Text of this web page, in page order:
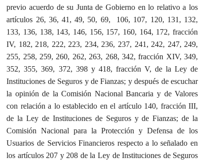
previo acuerdo de su Junta de Gobierno en lo relativo a los
artículos 26, 36, 41, 49, 50, 69, 106, 107, 120, 131, 132,
133, 136, 138, 143, 146, 156, 157, 160, 164, 172, fracción
IV, 182, 218, 222, 223, 234, 236, 237, 241, 242, 247, 249,
255, 258, 259, 260, 262, 263, 268, 342, fracción XIV, 349,
352, 355, 369, 372, 398 y 418, fracción V, de la Ley de
Instituciones de Seguros y de Fianzas; y después de escuchar
la opinión de la Comisión Nacional Bancaria y de Valores
con relación a lo establecido en el artículo 140, fracción III,
de la Ley de Instituciones de Seguros y de Fianzas; de la
Comisión Nacional para la Protección y Defensa de los
Usuarios de Servicios Financieros respecto a lo señalado en
los artículos 207 y 208 de la Ley de Instituciones de Seguros